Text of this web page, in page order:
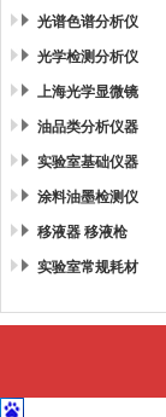
光谱色谱分析仪
光学检测分析仪
上海光学显微镜
油品类分析仪器
实验室基础仪器
涂料油墨检测仪
移液器 移液枪
实验室常规耗材